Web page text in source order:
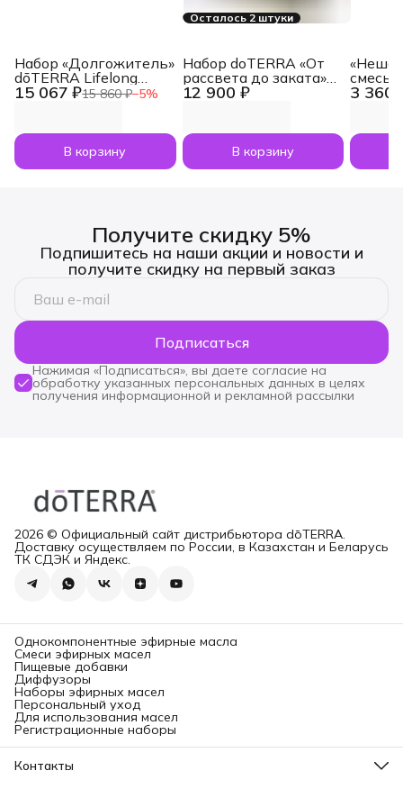
15 067 ₽15 860 ₽−5%
Набор «Долгожитель»
dōTERRA Lifelong
Vitality Pack, 3x120
В корзину
Осталось 2 штуки
12 900 ₽
Набор doTERRA «От
рассвета до заката»
увлажнитель воздуха
по 5 мл
В корзину
3 360
смесь
Получите скидку 5%
Подпишитесь на наши акции и новости и
получите скидку на первый заказ
Подписаться
Нажимая «Подписаться», вы даете согласие на
обработку указанных персональных данных в целях
получения информационной и рекламной рассылки
2026 © Официальный сайт дистрибьютора dōTERRA.
Доставку осуществляем по России, в Казахстан и Беларусь
ТК СДЭК и Яндекс.
Однокомпонентные эфирные масла
Смеси эфирных масел
Пищевые добавки
Диффузоры
Наборы эфирных масел
Персональный уход
Для использования масел
Регистрационные наборы
Контакты